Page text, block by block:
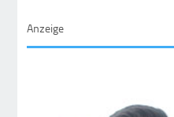
Anzeige